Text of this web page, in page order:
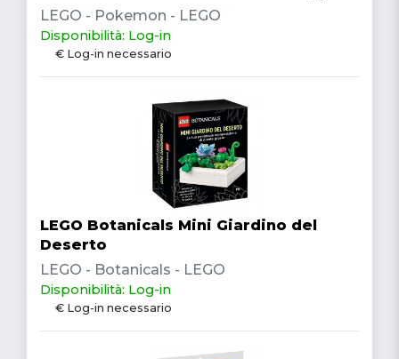
LEGO - Pokemon - LEGO
Disponibilità: Log-in
€ Log-in necessario
LEGO Botanicals Mini Giardino del
Deserto
LEGO - Botanicals - LEGO
Disponibilità: Log-in
€ Log-in necessario